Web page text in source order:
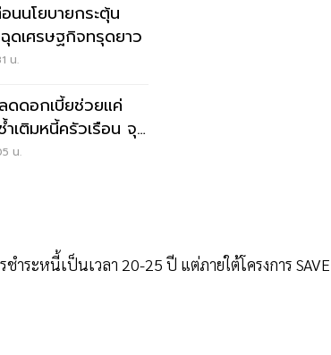
นนโยบายกระตุ้น
ดเศรษฐกิจทรุดยาว
น.
ดดอกเบี้ยช่วยแค่
เติมหนี้ครัวเรือน จุด
น.
ระหนี้เป็นเวลา 20-25 ปี แต่ภายใต้โครงการ SAVE